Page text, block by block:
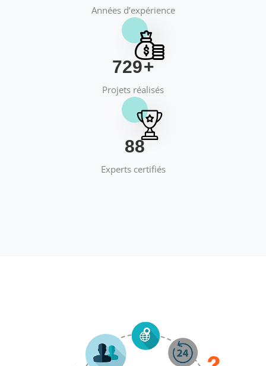
Années d’expérience
769+
Projets réalisés
95
Experts certifiés